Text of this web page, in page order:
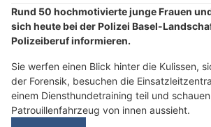
Rund 50 hochmotivierte junge Frauen
sich heute bei der Polizei Basel-
Polizeiberuf informieren.
Sie werfen einen Blick hinter die Kulissen,
der Forensik, besuchen die
einem Diensthundetraining teil und
Patrouillenfahrzeug von innen aussieht.